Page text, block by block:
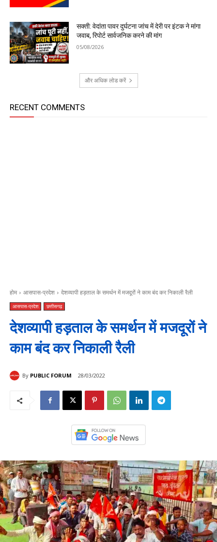
सक्ती: वेदांता पावर दुर्घटना जांच में देरी पर इंटक ने मांगा
जवाब, रिपोर्ट सार्वजनिक करने की मांग
05/08/2026
और अधिक लोड करें
RECENT COMMENTS